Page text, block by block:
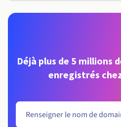
Déjà plus de 5 millions
enregistrés